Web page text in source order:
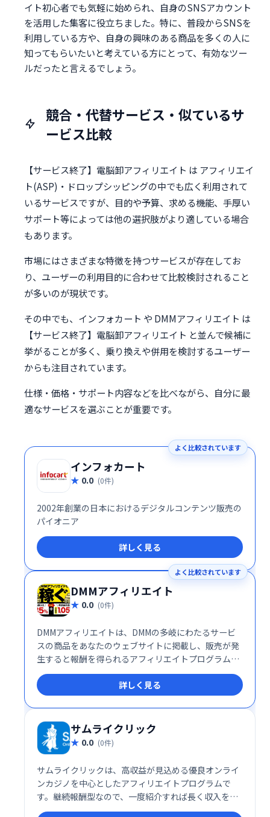
イト初心者でも気軽に始められ、自身のSNSアカウント
を活用した集客に役立ちました。特に、普段からSNSを
利用している方や、自身の興味のある商品を多くの人に
知ってもらいたいと考えている方にとって、有効なツー
ルだったと言えるでしょう。
競合・代替サービス・似ているサ
ービス比較
【サービス終了】電脳卸アフィリエイト は アフィリエイ
ト(ASP)・ドロップシッピングの中でも広く利用されて
いるサービスですが、目的や予算、求める機能、手厚い
サポート等によっては他の選択肢がより適している場合
もあります。
市場にはさまざまな特徴を持つサービスが存在してお
り、ユーザーの利用目的に合わせて比較検討されること
が多いのが現状です。
その中でも、インフォカート や DMMアフィリエイト は
【サービス終了】電脳卸アフィリエイト と並んで候補に
挙がることが多く、乗り換えや併用を検討するユーザー
からも注目されています。
仕様・価格・サポート内容などを比べながら、自分に最
適なサービスを選ぶことが重要です。
よく比較されています
インフォカート
0.0 (0件)
2002年創業の日本におけるデジタルコンテンツ販売の
パイオニア
詳しく見る
よく比較されています
DMMアフィリエイト
0.0 (0件)
DMMアフィリエイトは、DMMの多岐にわたるサービ
スの商品をあなたのウェブサイトに掲載し、販売が発
生すると報酬を得られるアフィリエイトプログラムで
す。簡単に始められる上、DMMの幅広い商品ラインア
ップを活かして効率的な収益化が可能です。
詳しく見る
サムライクリック
0.0 (0件)
サムライクリックは、高収益が見込める優良オンライ
ンカジノを中心としたアフィリエイトプログラムで
す。継続報酬型なので、一度紹介すれば長く収入を得
ることが可能です。Web収入を得たい方におすすめ